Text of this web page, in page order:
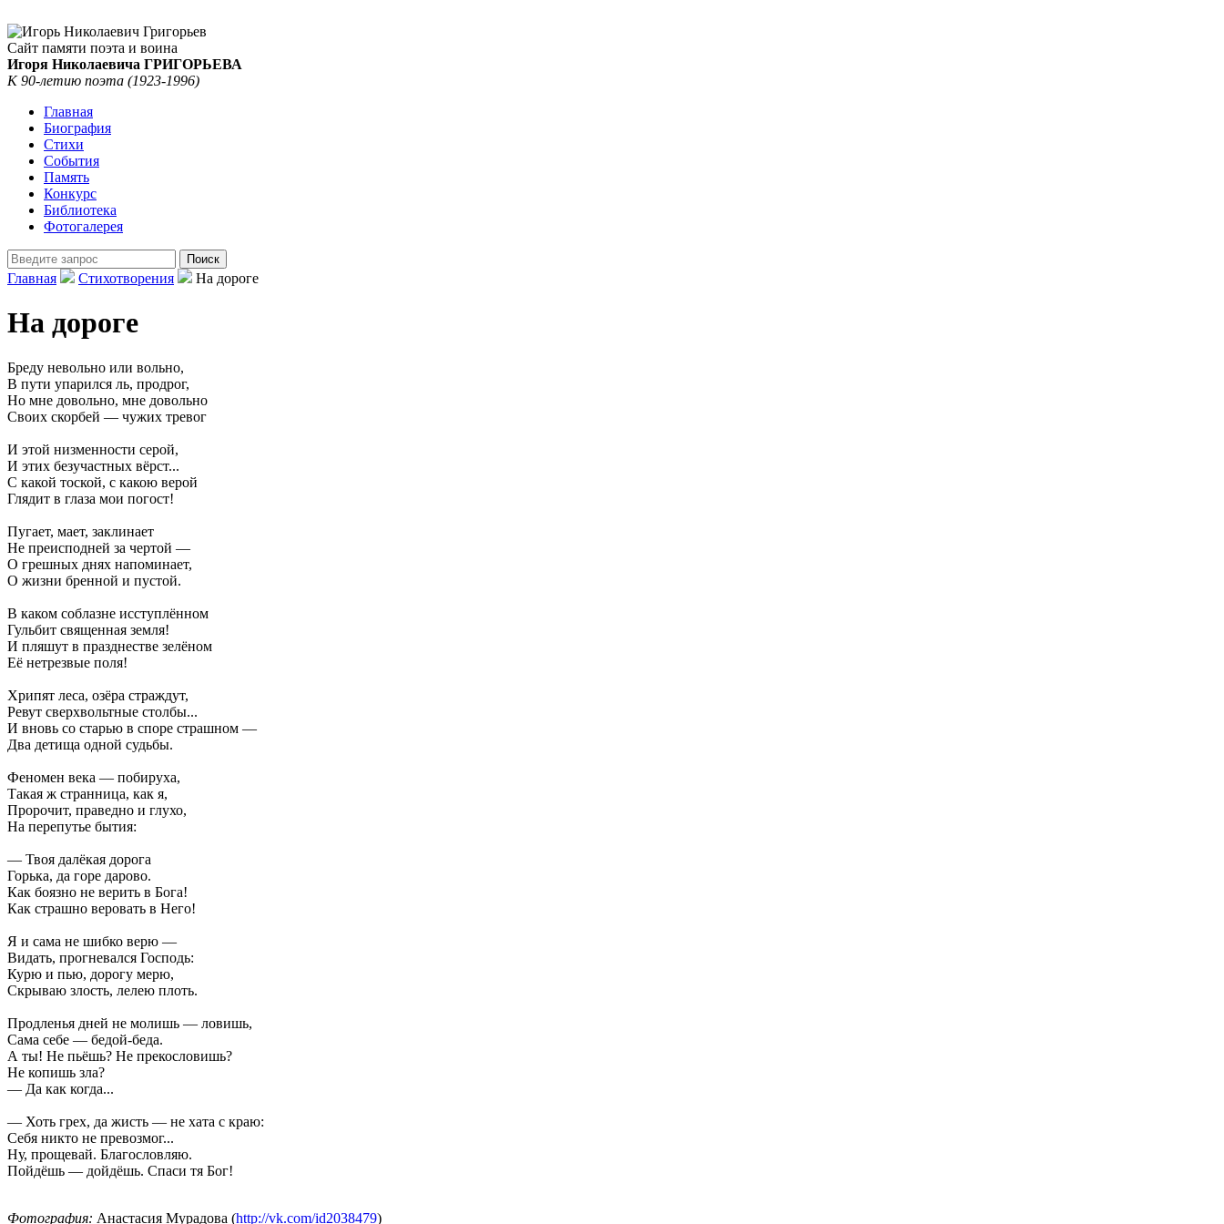
Сайт памяти поэта и воина
Игоря Николаевича ГРИГОРЬЕВА
К 90-летию поэта (1923-1996)
Главная
Биография
Стихи
События
Память
Конкурс
Библиотека
Фотогалерея
Главная Стихотворения На дороге
На дороге
Бреду невольно или вольно,
В пути упарился ль, продрог,
Но мне довольно, мне довольно
Своих скорбей — чужих тревог
И этой низменности серой,
И этих безучастных вёрст...
С какой тоской, с какою верой
Глядит в глаза мои погост!
Пугает, мает, заклинает
Не преисподней за чертой —
О грешных днях напоминает,
О жизни бренной и пустой.
В каком соблазне исступлённом
Гульбит священная земля!
И пляшут в празднестве зелёном
Её нетрезвые поля!
Хрипят леса, озёра страждут,
Ревут сверхвольтные столбы...
И вновь со старью в споре страшном —
Два детища одной судьбы.
Феномен века — побируха,
Такая ж странница, как я,
Пророчит, праведно и глухо,
На перепутье бытия:
— Твоя далёкая дорога
Горька, да горе дарово.
Как боязно не верить в Бога!
Как страшно веровать в Него!
Я и сама не шибко верю —
Видать, прогневался Господь:
Курю и пью, дорогу мерю,
Скрываю злость, лелею плоть.
Продленья дней не молишь — ловишь,
Сама себе — бедой-беда.
А ты! Не пьёшь? Не прекословишь?
Не копишь зла?
— Да как когда...
— Хоть грех, да жисть — не хата с краю:
Себя никто не превозмог...
Ну, прощевай. Благословляю.
Пойдёшь — дойдёшь. Спаси тя Бог!
Фотография: Анастасия Мурадова (http://vk.com/id2038479)